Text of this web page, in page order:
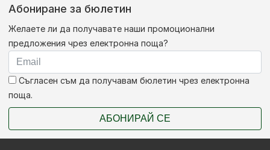
Абониране за бюлетин
Желаете ли да получавате наши промоционални
предложения чрез електронна поща?
Съгласен съм да получавам бюлетин чрез електронна
поща.
АБОНИРАЙ СЕ